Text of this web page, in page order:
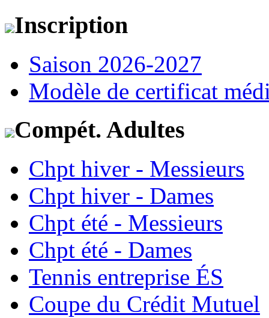
Inscription
Saison 2026-2027
Modèle de certificat
Compét. Adultes
Chpt hiver - Messieurs
Chpt hiver - Dames
Chpt été - Messieurs
Chpt été - Dames
Tennis entreprise ÉS
Coupe du Crédit Mutuel